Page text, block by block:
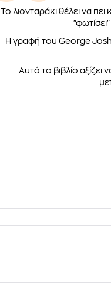
Το λιονταράκι θέλει να
Η γραφή του George
Αυτό το βιβλίο αξίζει